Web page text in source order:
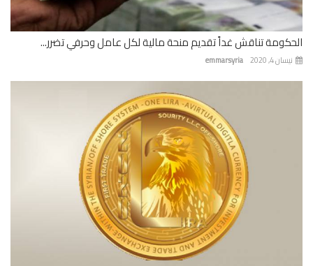
تناقش غداً تقديم منحة مالية لكل عامل وحرفي تضرر...
emmarsyria 4, 2020